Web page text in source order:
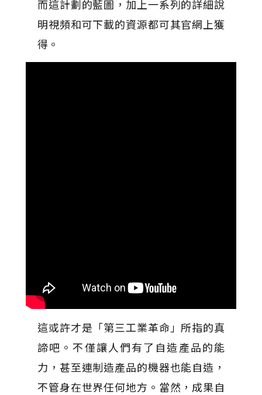
而這計劃的藍圖，加上一系列的詳細說
明視頻和可下載的資源都可其官網上獲
得。
這或許才是「第三工業革命」所指的真
諦吧。不僅讓人們有了自造產品的能
力，甚至連制造產品的機器也能自造，
不管身在世界任何地方。當然，成果自